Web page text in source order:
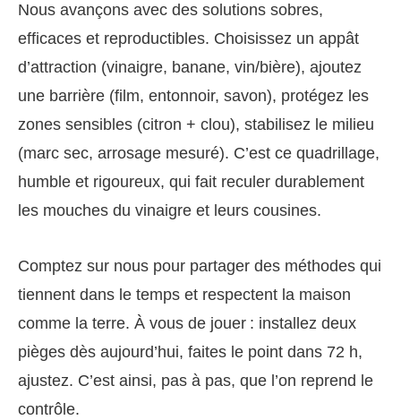
Nous avançons avec des solutions sobres,
efficaces et reproductibles. Choisissez un appât
d’attraction (vinaigre, banane, vin/bière), ajoutez
une barrière (film, entonnoir, savon), protégez les
zones sensibles (citron + clou), stabilisez le milieu
(marc sec, arrosage mesuré). C’est ce quadrillage,
humble et rigoureux, qui fait reculer durablement
les mouches du vinaigre et leurs cousines.
Comptez sur nous pour partager des méthodes qui
tiennent dans le temps et respectent la maison
comme la terre. À vous de jouer : installez deux
pièges dès aujourd’hui, faites le point dans 72 h,
ajustez. C’est ainsi, pas à pas, que l’on reprend le
contrôle.